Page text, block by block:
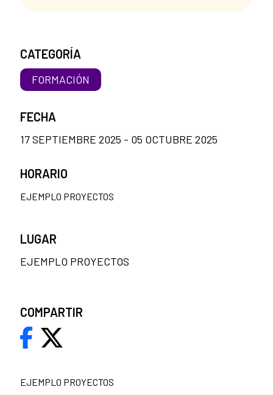
EJEMPLO PROYECTOS
CATEGORÍA
FORMACIÓN
FECHA
17 SEPTIEMBRE 2025 - 05 OCTUBRE 2025
HORARIO
EJEMPLO PROYECTOS
LUGAR
EJEMPLO PROYECTOS
COMPARTIR